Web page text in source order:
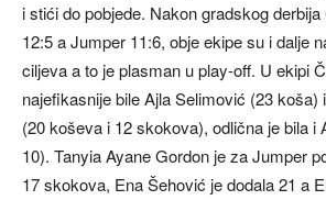
i stići do pobjede. Nakon gradskog
12:5 a Jumper 11:6, obje ekipe su i dalje
ciljeva a to je plasman u play-off. U ekipi
najefikasnije bile Ajla Selimović (23
(20 koševa i 12 skokova), odlična je bila i
10). Tanyia Ayane Gordon je za Jumper
17 skokova, Ena Šehović je dodala 21 a